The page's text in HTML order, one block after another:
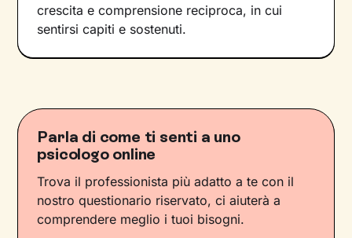
crescita e comprensione reciproca, in cui
sentirsi capiti e sostenuti.
Parla di come ti senti a uno
psicologo online
Trova il professionista più adatto a te con il
nostro questionario riservato, ci aiuterà a
comprendere meglio i tuoi bisogni.